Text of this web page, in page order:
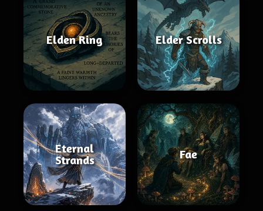
Elden Ring Elder Scrolls
Eternal
Strands
Fae